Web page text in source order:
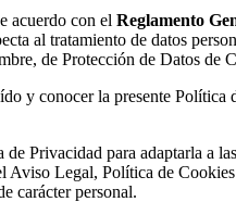
acuerdo con el Reglamento
al tratamiento de datos
de Protección de Datos de
y conocer la presente
Privacidad para adaptarla a
Legal, Política de
carácter personal.